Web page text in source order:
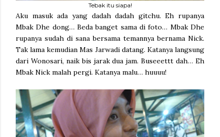
Tebak itu siapa!
Aku masuk ada yang dadah dadah gitchu. Eh rupanya
Mbak Dhe dong… Beda banget sama di foto… Mbak Dhe
rupanya sudah di sana bersama temannya bernama Nick.
Tak lama kemudian Mas Jarwadi datang. Katanya langsung
dari Wonosari, naik bis jarak dua jam. Buseeettt dah… Eh
Mbak Nick malah pergi. Katanya malu… huuuu!